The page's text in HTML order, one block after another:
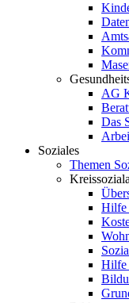
AG
Das
Soziales
Themen
Hilfe
Hilfe